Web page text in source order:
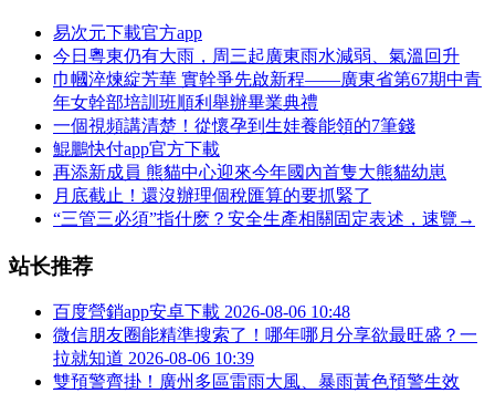
易次元下載官方app
今日粵東仍有大雨，周三起廣東雨水減弱、氣溫回升
巾幗淬煉綻芳華 實幹爭先啟新程——廣東省第67期中青
年女幹部培訓班順利舉辦畢業典禮
一個視頻講清楚！從懷孕到生娃養能領的7筆錢
鯤鵬快付app官方下載
再添新成員 熊貓中心迎來今年國內首隻大熊貓幼崽
月底截止！還沒辦理個稅匯算的要抓緊了
“三管三必須”指什麽？安全生產相關固定表述，速覽→
站长推荐
百度營銷app安卓下載 2026-08-06 10:48
微信朋友圈能精準搜索了！哪年哪月分享欲最旺盛？一
拉就知道 2026-08-06 10:39
雙預警齊掛！廣州多區雷雨大風、暴雨黃色預警生效